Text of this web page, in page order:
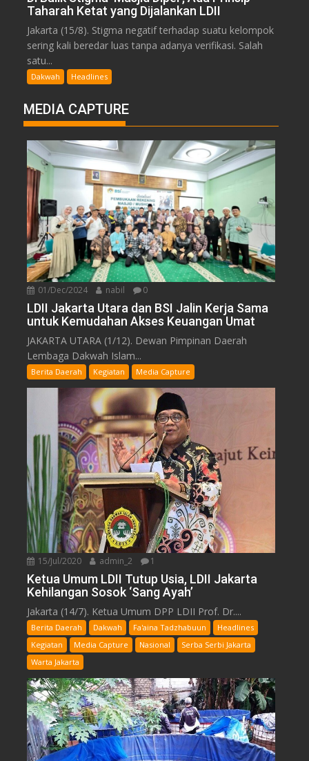
Taharah Ketat yang Dijalankan LDII
Jakarta (15/8). Stigma negatif terhadap suatu kelompok
sering kali beredar luas tanpa adanya verifikasi. Salah
satu...
Dakwah Headlines
MEDIA CAPTURE
01/Dec/2024 nabil 0
LDII Jakarta Utara dan BSI Jalin Kerja Sama
untuk Kemudahan Akses Keuangan Umat
JAKARTA UTARA (1/12). Dewan Pimpinan Daerah
Lembaga Dakwah Islam...
Berita Daerah Kegiatan Media Capture
15/Jul/2020 admin_2 1
Ketua Umum LDII Tutup Usia, LDII Jakarta
Kehilangan Sosok ‘Sang Ayah’
Jakarta (14/7). Ketua Umum DPP LDII Prof. Dr....
Berita Daerah Dakwah Fa'aina Tadzhabuun
Headlines
Kegiatan
Media Capture Nasional
Serba Serbi Jakarta
Warta Jakarta